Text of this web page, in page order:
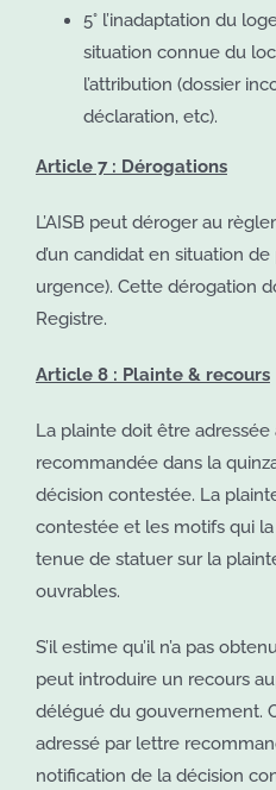
5° l’inadaptation du
situation connue du
l’attribution (dossier
déclaration, etc).
Article 7 : Dérogations
L’AISB peut déroger au
d’un candidat en situation
urgence). Cette dérogation
Registre.
Article 8 : Plainte & recours
La plainte doit être adressée
recommandée dans la
décision contestée. La
contestée et les motifs qui la
tenue de statuer sur la
ouvrables.
S’il estime qu’il n’a pas
peut introduire un recours
délégué du gouvernement.
adressé par lettre
notification de la décision